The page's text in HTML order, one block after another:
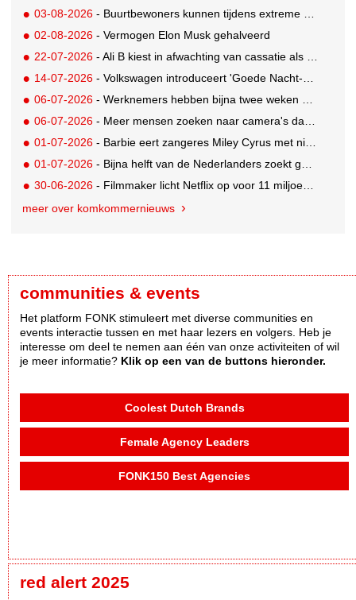
03-08-2026 - Buurtbewoners kunnen tijdens extreme hitte terecht bij The Social Hub
02-08-2026 - Vermogen Elon Musk gehalveerd
22-07-2026 - Ali B kiest in afwachting van cassatie als spreker voor een nieuw podium
14-07-2026 - Volkswagen introduceert 'Goede Nacht-pakket' waarmee auto flexibele slaapruimte met airco wordt
06-07-2026 - Werknemers hebben bijna twee weken nodig om volledig op te laden
06-07-2026 - Meer mensen zoeken naar camera's dankzij tv-programma Het Perfecte Plaatje
01-07-2026 - Barbie eert zangeres Miley Cyrus met nieuwe Signature Collector pop
01-07-2026 - Bijna helft van de Nederlanders zoekt goedkopere vakantie
30-06-2026 - Filmmaker licht Netflix op voor 11 miljoen dollar; 2,5 jaar celstraf
meer over komkommernieuws
communities & events
Het platform FONK stimuleert met diverse communities en
events interactie tussen en met haar lezers en volgers. Heb je
interesse om deel te nemen aan één van onze activiteiten of wil
je meer informatie? Klik op een van de buttons hieronder.
Coolest Dutch Brands
Female Agency Leaders
FONK150 Best Agencies
red alert 2025